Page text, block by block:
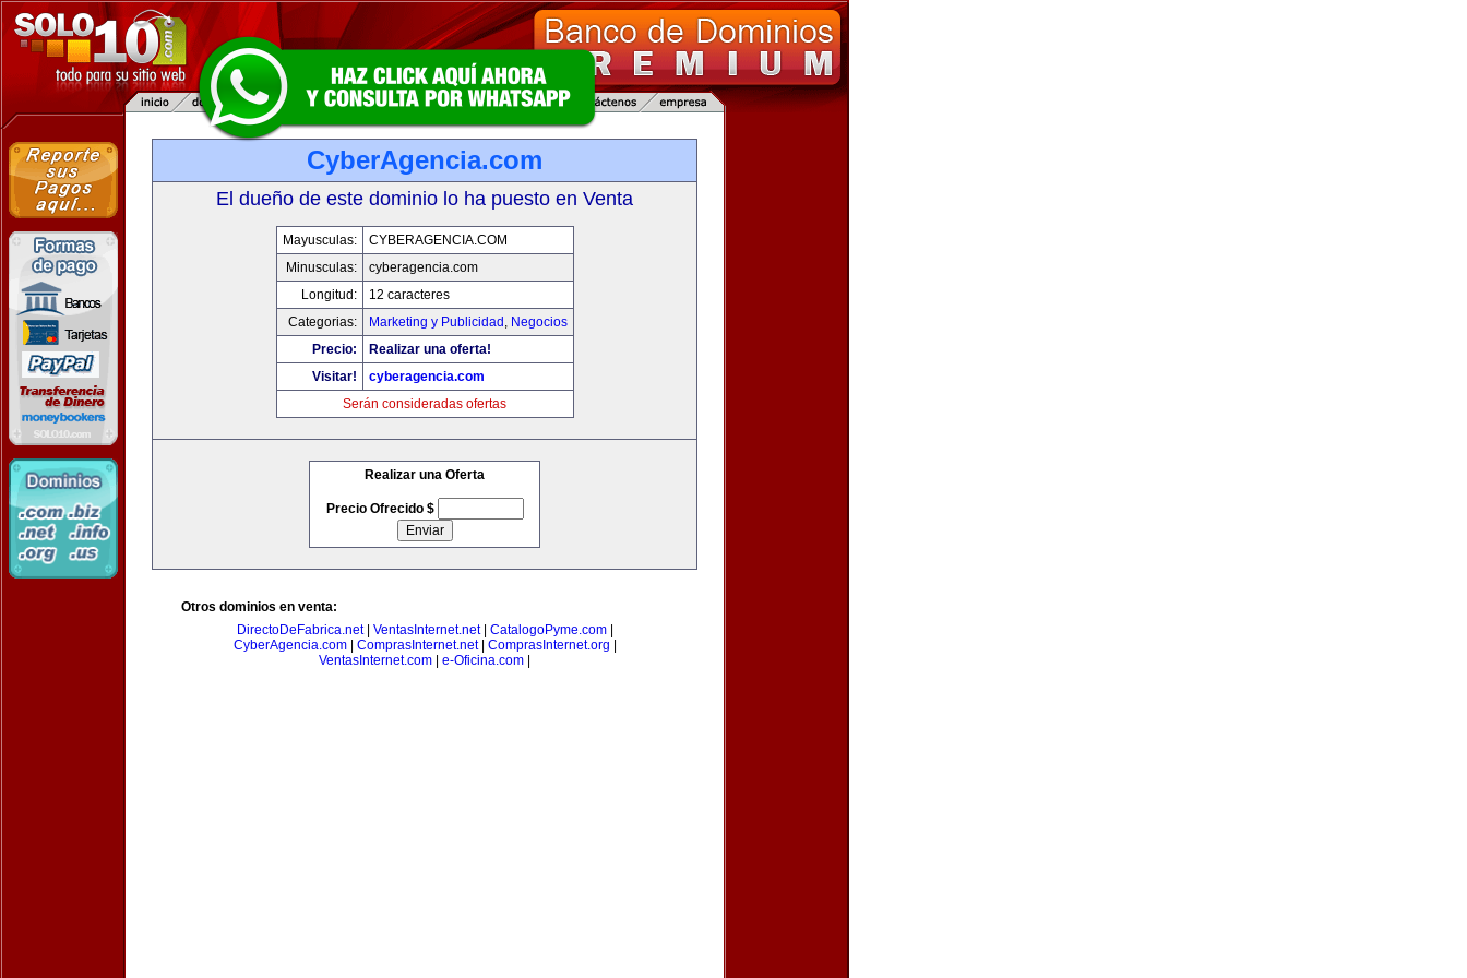
CyberAgencia.com
El dueño de este dominio lo ha puesto en Venta
Mayusculas:
CYBERAGENCIA.COM
Minusculas:
cyberagencia.com
Longitud:
12 caracteres
Categorias:
Marketing y Publicidad , Negocios
Precio:
Realizar una oferta!
Visitar!
cyberagencia.com
Serán consideradas ofertas
Realizar una Oferta
Precio Ofrecido $
Otros dominios en venta:
DirectoDeFabrica.net| VentasInternet.net| CatalogoPyme.com|
CyberAgencia.com| ComprasInternet.net| ComprasInternet.org
VentasInternet.com
e-Oficina.com